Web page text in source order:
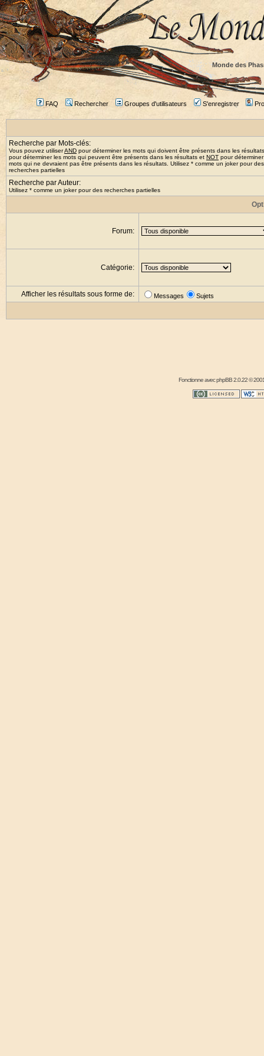
Monde des
FAQ Rechercher Groupes d'utilisateurs S'enregistrer
Recherche par Mots-clés:
Vous pouvez utiliserAND pour déterminer les mots qui doivent être présents dans les
pour déterminer les mots qui peuvent être présents dans les résultats et NOT pour
mots qui ne devraient pas être présents dans les résultats. Utilisez * comme un joker pour des
recherches partielles
Recherche par Auteur:
Utilisez * comme un joker pour des recherches partielles
Forum:
Catégorie:
Afficher les résultats sous forme de: Messages Sujets
Fonctionne avecphpBB2.0.22 ©